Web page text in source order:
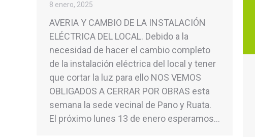
8 enero, 2025
AVERIA Y CAMBIO DE LA INSTALACIÓN
ELÉCTRICA DEL LOCAL. Debido a la
necesidad de hacer el cambio completo
de la instalación eléctrica del local y tener
que cortar la luz para ello NOS VEMOS
OBLIGADOS A CERRAR POR OBRAS esta
semana la sede vecinal de Pano y Ruata.
El próximo lunes 13 de enero esperamos…